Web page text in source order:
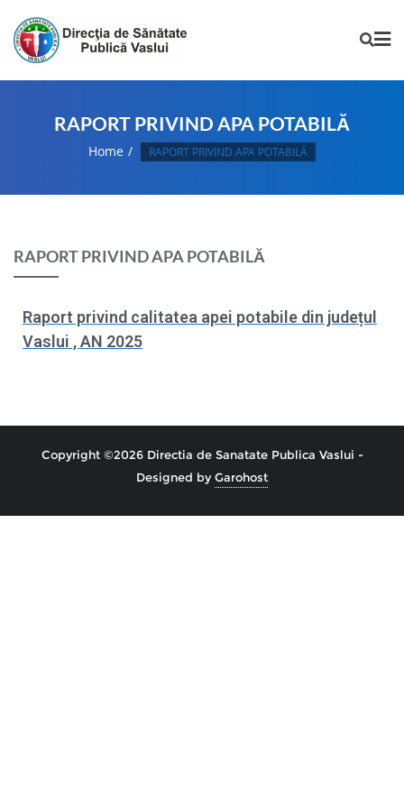
RAPORT PRIVIND APA POTABILĂ
Home RAPORT PRIVIND APA POTABILĂ
RAPORT PRIVIND APA POTABILĂ
Raport privind calitatea apei potabile din județul
Vaslui , AN 2025
Copyright ©2026 Directia de Sanatate Publica Vaslui -
Designed byGarohost